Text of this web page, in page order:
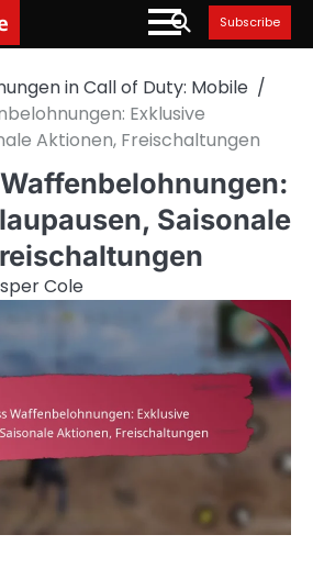
Subscribe
in Call of Duty: Mobile
Exklusive
Aktionen, Freischaltungen
Saisonale
Cole